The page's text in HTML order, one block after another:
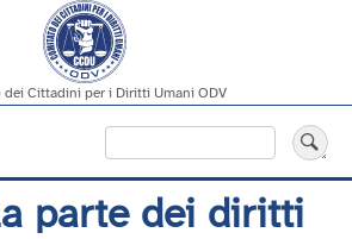
dei Cittadini per i Diritti Umani ODV
parte dei diritti